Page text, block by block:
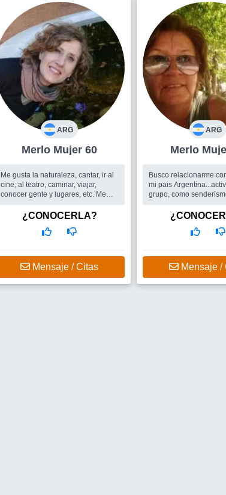
ARG
Merlo Mujer 60
Me gusta la naturaleza, cantar, ir al
cine, al teatro, caminar, viajar,
conocer gente y lugares, etc. Me
sincera, inteligente y compañera....
BuscoMe gustaría encontrar
amigxs para salir y un compañero
¿CONOCERLA?
Mensaje / Citas
ARG
Merlo
Busco relacionarme
mi pais
grupo, como
programar salidas
Mensaje /